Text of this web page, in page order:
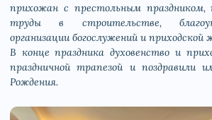
прихожан с престольным праздником,
труды в строительстве,
организации богослужений и приходской
В конце праздника духовенство и
праздничной трапезой и поздравили
Рождения.